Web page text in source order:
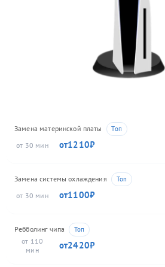
Замена материнской платы
30
1210
Замена системы охлаждения
30
1100
Ребболинг чипа
110
2420